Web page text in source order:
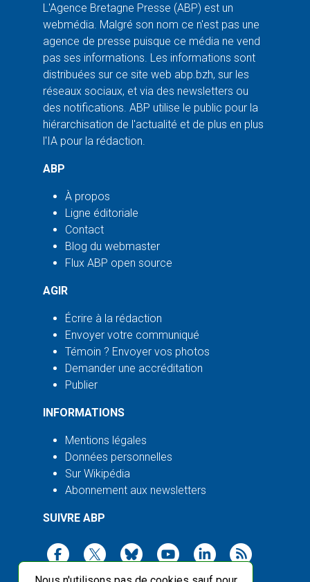
L'Agence Bretagne Presse (ABP) est un
webmédia. Malgré son nom ce n'est pas une
agence de presse puisque ce média ne vend
pas ses informations. Les informations sont
distribuées sur ce site web abp.bzh, sur les
réseaux sociaux, et via des newsletters ou
des notifications. ABP utilise le public pour la
hiérarchisation de l'actualité et de plus en plus
l'IA pour la rédaction.
ABP
À propos
Ligne éditoriale
Contact
Blog du webmaster
Flux ABP open source
AGIR
Écrire à la rédaction
Envoyer votre communiqué
Témoin ? Envoyer vos photos
Demander une accréditation
Publier
INFORMATIONS
Mentions légales
Données personnelles
Sur Wikipédia
Abonnement aux newsletters
SUIVRE ABP